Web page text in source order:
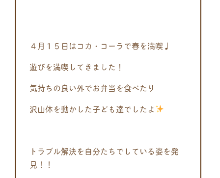
４月１５日はコカ・コーラで春を満喫♩
遊びを満喫してきました！
気持ちの良い外でお弁当を食べたり
沢山体を動かした子ども達でしたよ
トラブル解決を自分たちでしている姿を発
見！！